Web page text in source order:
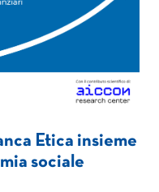
Etica insieme
sociale